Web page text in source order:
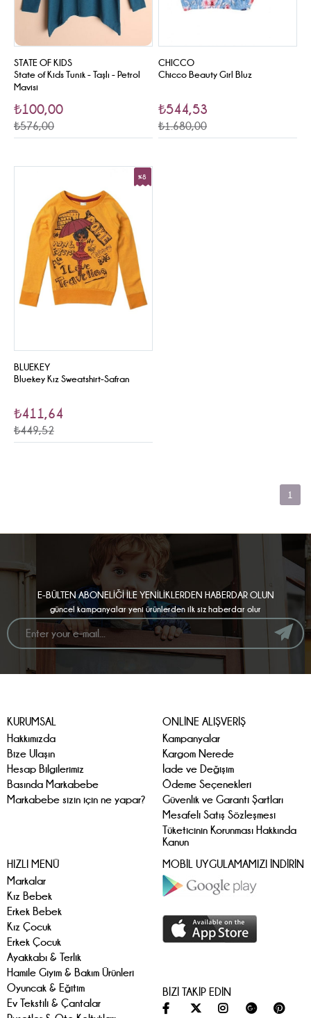
STATE OF KIDS
State of Kids Tunik - Taşlı - Petrol
Mavisi
₺100,00
₺576,00
CHICCO
Chicco Beauty Girl Bluz
₺544,53
₺1.680,00
BLUEKEY
Bluekey Kız Sweatshirt-Safran
₺411,64
₺449,52
%8
1
E-BÜLTEN ABONELİĞİ İLE YENİLİKLERDEN HABERDAR OLUN
güncel kampanyalar yeni ürünlerden ilk siz haberdar olur
KURUMSAL
Hakkımızda
Bize Ulaşın
Hesap Bilgilerimiz
Basında Markabebe
Markabebe sizin için ne yapar?
ONLİNE ALIŞVERİŞ
Kampanyalar
Kargom Nerede
İade ve Değişim
Ödeme Seçenekleri
Güvenlik ve Garanti Şartları
Mesafeli Satış Sözleşmesi
Tüketicinin Korunması Hakkında
Kanun
HIZLI MENÜ
Markalar
Kız Bebek
Erkek Bebek
Kız Çocuk
Erkek Çocuk
Ayakkabı & Terlik
Hamile Giyim & Bakım Ürünleri
Oyuncak & Eğitim
Ev Tekstili & Çantalar
MOBİL UYGULAMAMIZI İNDİRİN
BİZİ TAKİP EDİN